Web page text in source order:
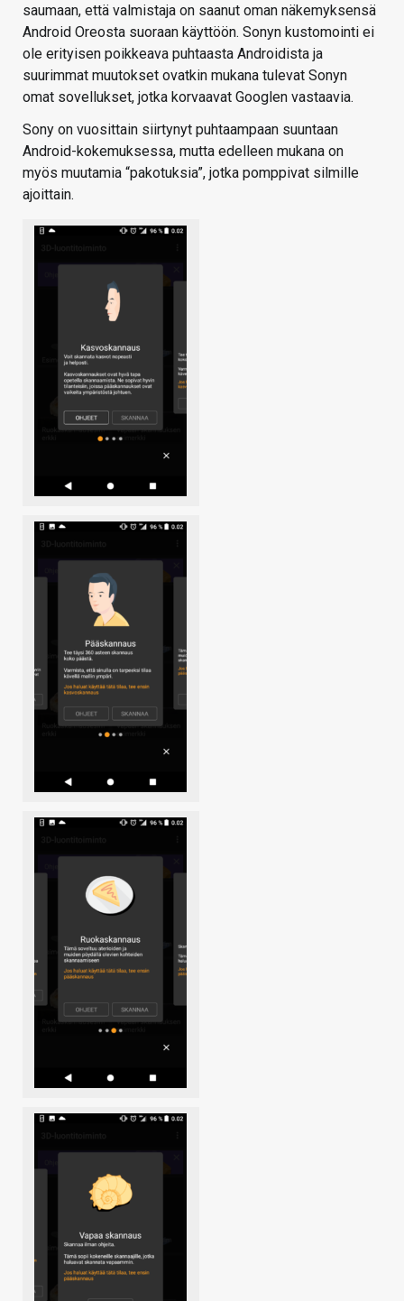
saumaan, että valmistaja on saanut oman näkemyksensä
Android Oreosta suoraan käyttöön. Sonyn kustomointi ei
ole erityisen poikkeava puhtaasta Androidista ja
suurimmat muutokset ovatkin mukana tulevat Sonyn
omat sovellukset, jotka korvaavat Googlen vastaavia.
Sony on vuosittain siirtynyt puhtaampaan suuntaan
Android-kokemuksessa, mutta edelleen mukana on
myös muutamia “pakotuksia”, jotka pomppivat silmille
ajoittain.